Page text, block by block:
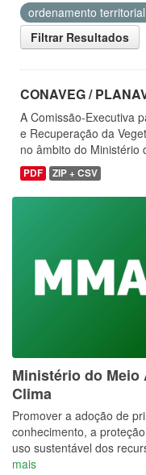
ordenamento territorial
Filtrar Resultados
CONAVEG /
A Comissão-Executiva
e Recuperação da
no âmbito do Ministério
PDF ZIP + CSV
Ministério do Meio
Clima
Promover a adoção de
conhecimento, a
uso sustentável dos
mais